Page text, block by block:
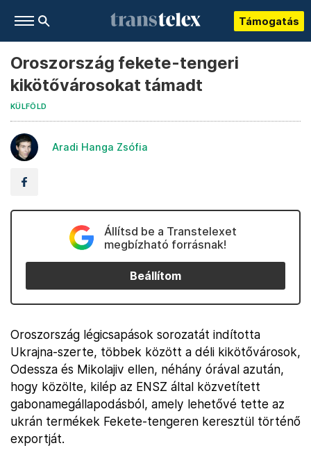
Támogatás
Oroszország fekete-tengeri
kikötővárosokat támadt
KÜLFÖLD
Aradi Hanga Zsófia
Állítsd be a Transtelexet
megbízható forrásnak!
Beállítom
Oroszország légicsapások sorozatát indította
Ukrajna-szerte, többek között a déli kikötővárosok,
Odessza és Mikolajiv ellen, néhány órával azután,
hogy közölte, kilép az ENSZ által közvetített
gabonamegállapodásból, amely lehetővé tette az
ukrán termékek Fekete-tengeren keresztül történő
exportját.